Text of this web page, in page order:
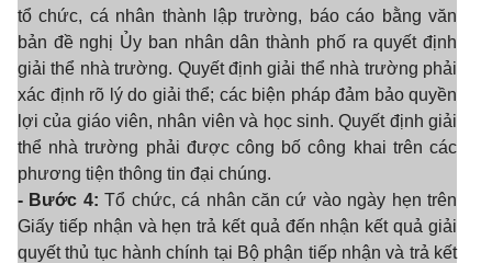
tổ chức, cá nhân thành lập trường, báo cáo bằng văn
bản đề nghị Ủy ban nhân dân thành phố ra quyết định
giải thể nhà trường. Quyết định giải thể nhà trường phải
xác định rõ lý do giải thể; các biện pháp đảm bảo quyền
lợi của giáo viên, nhân viên và học sinh. Quyết định giải
thể nhà trường phải được công bố công khai trên các
phương tiện thông tin đại chúng.
- Bước 4: Tổ chức, cá nhân căn cứ vào ngày hẹn trên
Giấy tiếp nhận và hẹn trả kết quả đến nhận kết quả giải
quyết thủ tục hành chính tại Bộ phận tiếp nhận và trả kết